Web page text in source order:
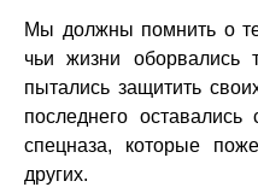
Мы должны помнить о
чьи жизни оборвались
пытались защитить
последнего
спецназа, которые
других.